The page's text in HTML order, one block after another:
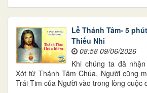
Lễ Thánh Tâm- 5
Thiếu Nhi
08:58 09/06/2026
Khi chúng ta đã
Xót từ Thánh Tâm Chúa, Người cũng
Trái Tim của Người vào trong lòng cuộc